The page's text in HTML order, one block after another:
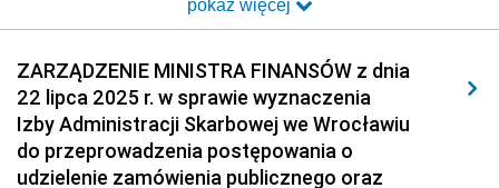
Dziennik Urzędowy Ministra Transportu i Budownictwa
Elektronicznej
Dziennik Urzędowy Ministra Spraw Wewnętrznych i
Administracji
Dziennik Urzędowy Ministra Transportu
pokaż więcej
ZARZĄDZENIE MINISTRA FINANSÓW z dnia
22 lipca 2025 r. w sprawie wyznaczenia
Izby Administracji Skarbowej we Wrocławiu
do przeprowadzenia postępowania o
udzielenie zamówienia publicznego oraz